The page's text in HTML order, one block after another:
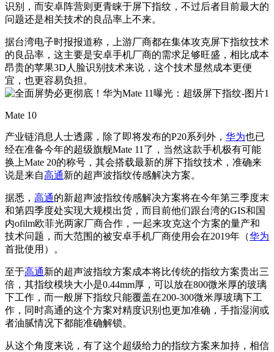
识别，而安卓阵营则更青睐于屏下指纹，不过后者目前最大的
问题还是相关技术的良品率上不来。
据台湾电子时报报道称，上游厂商都在集体攻克屏下指纹技术
的良品率，这主要是安卓手机厂商的需求足够旺盛，相比成本
昂贵的苹果3D人脸识别技术来说，这个技术显然成本更便
宜，也更容易负担。
Mate 10
产业链消息人士透露，除了即将发布的P20系列外， 华为也已
经在准备今年的超级旗舰Mate 11了，当然这款手机极有可能
换上Mate 20的称号，其会搭载最新的屏下指纹技术，准确来
说是来自高通新的超声波指纹传感解决方案。
据悉， 高通的新超声波指纹传感解决方案将在今年第三季度末
和第四季度处实现大规模出货，而目前他们跟台湾的GIS和国
内ofilm欧菲光两家厂商合作，一起来攻克这个方案的量产和
技术问题，而大范围的被安卓手机厂商使用会在2019年（华为
首批使用）。
至于高通新的超声波指纹方案成本将比传统的指纹方案贵出三
倍，其指纹模块大小是0.44mm厚，可以放在800微米厚的玻璃
下工作，而一般屏下指纹只能覆盖在200-300微米厚玻璃下工
作，同时高通的这个方案对精度识别也更加准确，手指湿润或
者油腻情况下都能准确解锁。
从这个角度来说，有了这个超级给力的指纹方案来加持，相信